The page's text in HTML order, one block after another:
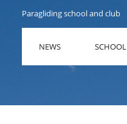
Paragliding school and club
NEWS SCHOOL